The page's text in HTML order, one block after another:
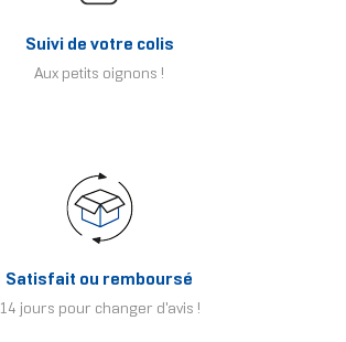
Suivi de votre colis
Aux petits oignons !
Satisfait ou remboursé
14 jours pour changer d'avis !